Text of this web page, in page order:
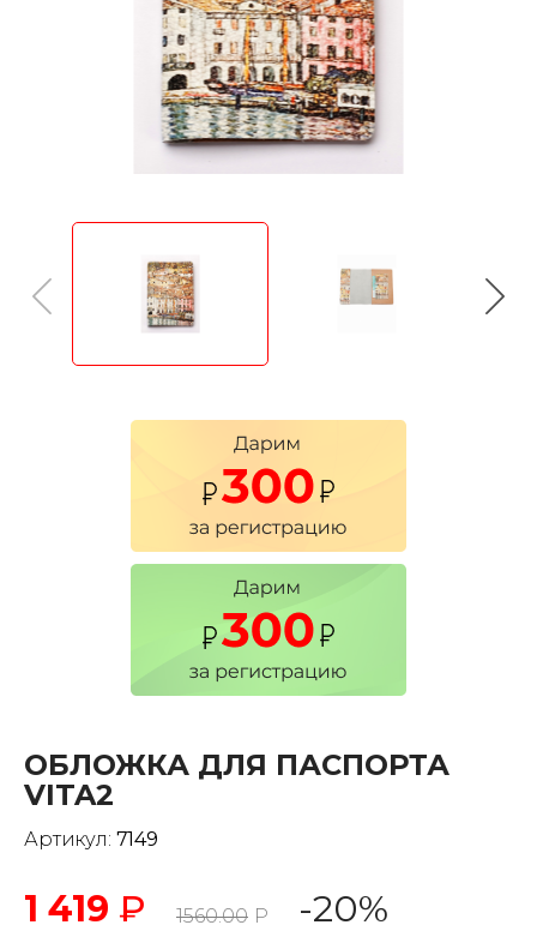
ОБЛОЖКА ДЛЯ ПАСПОРТА
VITA2
Артикул: 7149
1 419 ₽ 1560.00 Р -20%